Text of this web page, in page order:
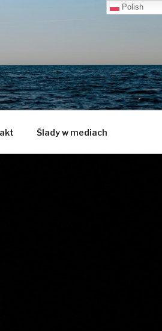
Ślady w mediach
Polish